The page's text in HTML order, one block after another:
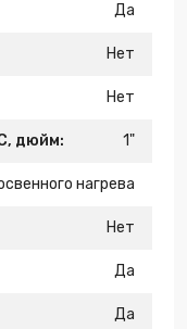
Да
Нет
Нет
дюйм: 1"
нагрева
Нет
Да
Да